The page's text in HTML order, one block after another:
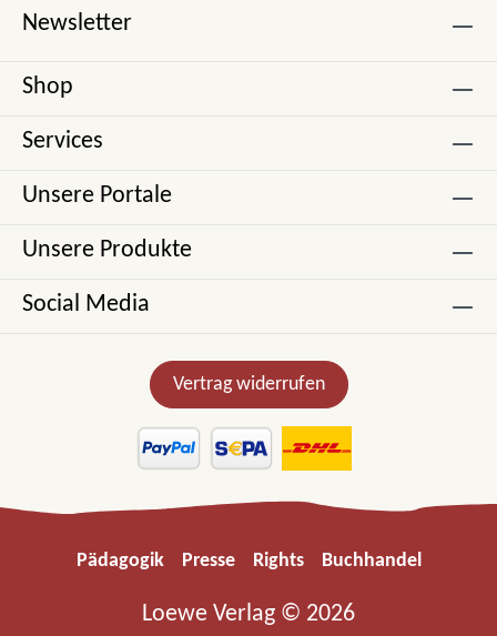
Newsletter
Shop
Services
Unsere Portale
Unsere Produkte
Social Media
Vertrag widerrufen
Pädagogik Presse Rights Buchhandel
Loewe Verlag © 2026